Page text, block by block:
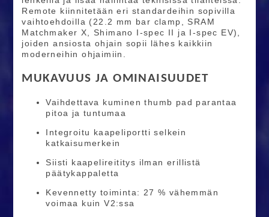
Remote kiinnitetään eri standardeihin sopivilla
vaihtoehdoilla (22.2 mm bar clamp, SRAM
Matchmaker X, Shimano I-spec II ja I-spec EV),
joiden ansiosta ohjain sopii lähes kaikkiin
moderneihin ohjaimiin.
MUKAVUUS JA OMINAISUUDET
Vaihdettava kuminen thumb pad parantaa
pitoa ja tuntumaa
Integroitu kaapeliportti selkein
katkaisumerkein
Siisti kaapelireititys ilman erillistä
päätykappaletta
Kevennetty toiminta: 27 % vähemmän
voimaa kuin V2:ssa